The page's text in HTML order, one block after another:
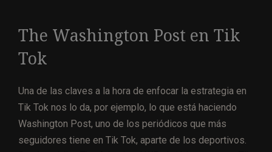
The Washington Post en Tik
Tok
Una de las claves a la hora de enfocar la estrategia en
Tik Tok nos lo da, por ejemplo, lo que está haciendo
Washington Post, uno de los periódicos que más
seguidores tiene en Tik Tok, aparte de los deportivos.